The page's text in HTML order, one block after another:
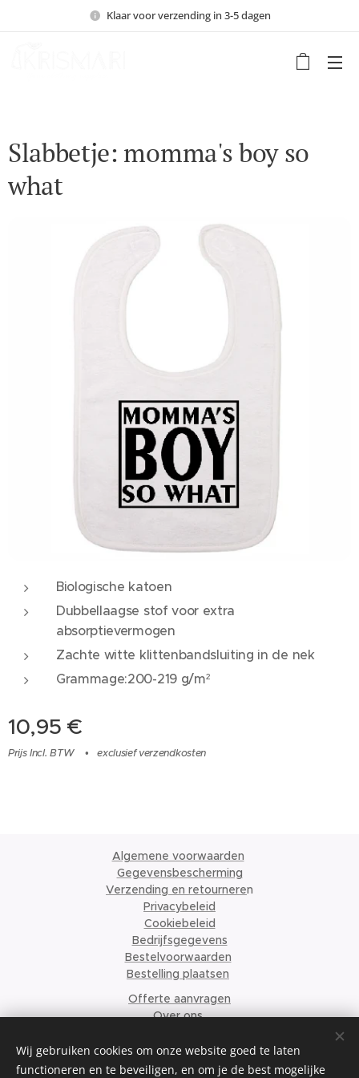
Klaar voor verzending in 3-5 dagen
Slabbetje: momma's boy so
what
Biologische katoen
Dubbellaagse stof voor extra
absorptievermogen
Zachte witte klittenbandsluiting in de nek
Grammage:200-219 g/m²
10,95 €
Prijs Incl. BTW exclusief verzendkosten
Algemene voorwaarden
Gegevensbescherming
Verzending en retourneren
Privacybeleid
Cookiebeleid
Bedrijfsgegevens
Bestelvoorwaarden
Bestelling plaatsen
Offerte aanvragen
Over ons
Talen
Wij gebruiken cookies om onze website goed te laten
functioneren en te beveiligen, en om je de best mogelijke